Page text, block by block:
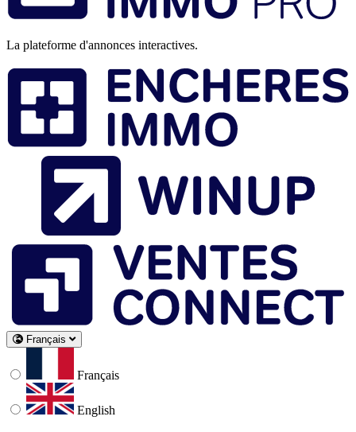
La plateforme d'annonces interactives.
Français
Français
English